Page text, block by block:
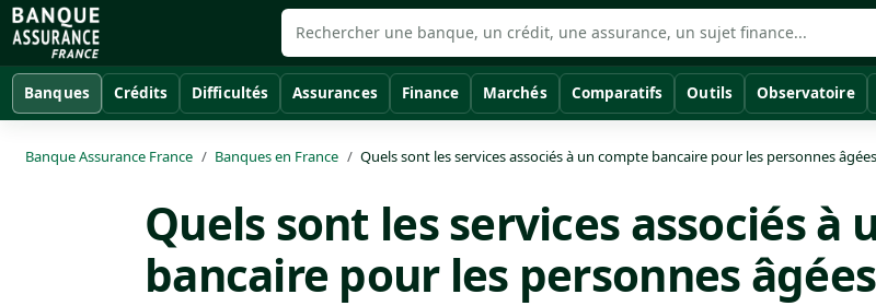
Banques Crédits Difficultés Assurances Finance Marchés Comparatifs Outils Observatoire
Banque Assurance France Banques en France Quels sont les services associés à un compte bancaire pour les personnes
Quels sont les services associés à
bancaire pour les personnes